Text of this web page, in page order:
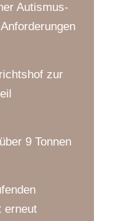
Autismus-
zur
9 Tonnen
erneut